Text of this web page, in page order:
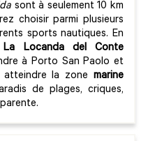
sont à seulement 10 km
choisir parmi plusieurs
sports nautiques. En
La Locanda del Conte
à Porto San Paolo et
la zone marine
de plages, criques,